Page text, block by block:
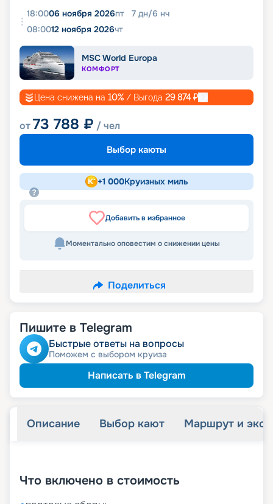
18:0006 ноября 2026пт 7 дн/6 нч
08:0012 ноября 2026чт
MSC World Europa
КОМФОРТ
Цена снижена на 10% / Выгода 29 874 ₽
от73 788 ₽ / чел
Выбор каюты
+1 000Круизных миль
Добавить в избранное
Моментально оповестим о снижении цены
Поделиться
Пишите в Telegram
Быстрые ответы на вопросы
Поможем с выбором круиза
Написать в Telegram
Описание Выбор кают Маршрут и
Что включено в стоимость